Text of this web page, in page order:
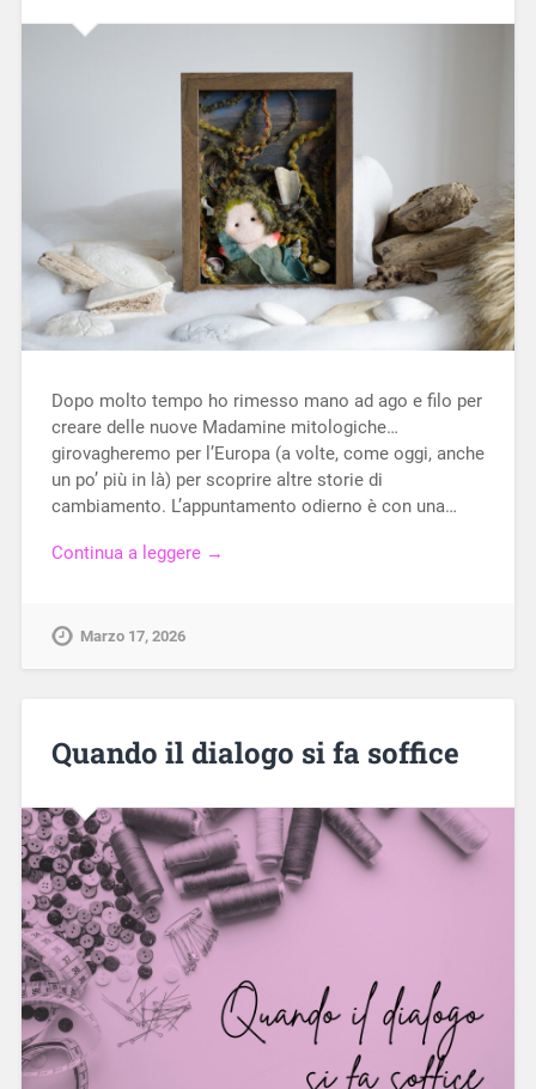
Dopo molto tempo ho rimesso mano ad ago e filo per
creare delle nuove Madamine mitologiche…
girovagheremo per l’Europa (a volte, come oggi, anche
un po’ più in là) per scoprire altre storie di
cambiamento. L’appuntamento odierno è con una…
Continua a leggere →
Marzo 17, 2026
Quando il dialogo si fa soffice